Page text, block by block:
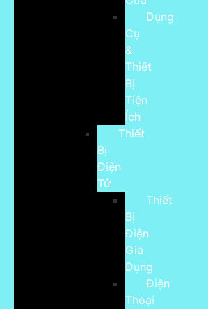
Dụng
Cụ
&
Thiết
Bị
Tiện
Ích
Thiết
Bị
Điện
Tử
Thiết
Bị
Điện
Gia
Dụng
Điện
Thoại